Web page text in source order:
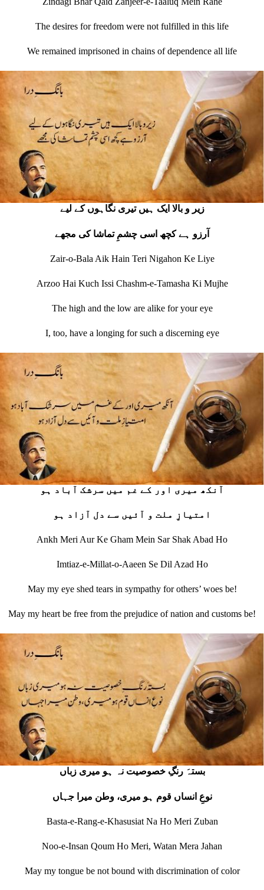
The desires for freedom were not fulfilled in this life
We remained imprisoned in chains of dependence all life
زیر و بالا ایک ہیں تیری نگاہوں کے لیے
آرزو ہے کچھ اسی چشمِ تماشا کی مجھے
Zair-o-Bala Aik Hain Teri Nigahon Ke Liye
Arzoo Hai Kuch Issi Chashm-e-Tamasha Ki Mujhe
The high and the low are alike for your eye
I, too, have a longing for such a discerning eye
آنکھ میری اور کے غم میں سرشک آباد ہو
امتیازِ ملت و آئیں سے دل آزاد ہو
Ankh Meri Aur Ke Gham Mein Sar Shak Abad Ho
Imtiaz-e-Millat-o-Aaeen Se Dil Azad Ho
May my eye shed tears in sympathy for others’ woes be!
May my heart be free from the prejudice of nation and customs be!
بستہَ رنگِ خصوصیت نہ ہو میری زباں
نوعِ انساں قوم ہو میری، وطن میرا جہاں
Basta-e-Rang-e-Khasusiat Na Ho Meri Zuban
Noo-e-Insan Qoum Ho Meri, Watan Mera Jahan
May my tongue be not bound with discrimination of color